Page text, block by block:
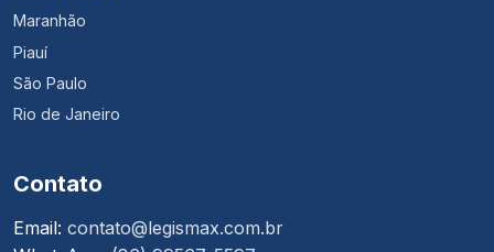
Maranhão
Piauí
São Paulo
Rio de Janeiro
Contato
Email: contato@legismax.com.br